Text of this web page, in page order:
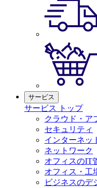
サービス
サービス トップ
クラウド・ア
セキュリティ
インターネッ
ネットワーク
オフィスのIT
オフィス・工
ビジネスのデ